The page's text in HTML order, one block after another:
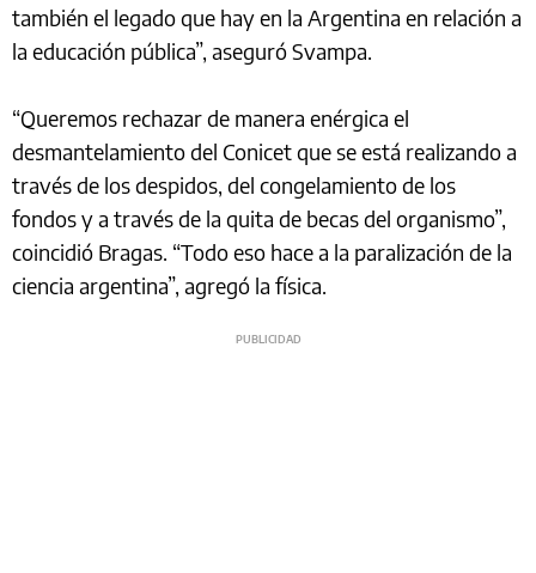
también el legado que hay en la Argentina en relación a
la educación pública”, aseguró Svampa.
“Queremos rechazar de manera enérgica el
desmantelamiento del Conicet que se está realizando a
través de los despidos, del congelamiento de los
fondos y a través de la quita de becas del organismo”,
coincidió Bragas. “Todo eso hace a la paralización de la
ciencia argentina”, agregó la física.